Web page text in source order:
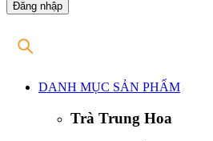
DANH MỤC SẢN PHẨM
Trà Trung Hoa